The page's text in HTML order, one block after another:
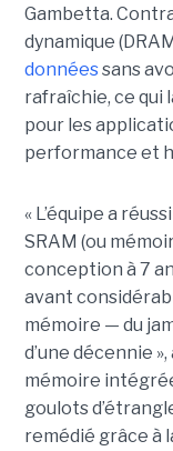
Gambetta.
dynamique
donnéessans
rafraîchie, ce qui
pour les
performance et
« L’équipe a
SRAM (ou
conception à 7
avant
mémoire — du
d’une décennie
mémoire
goulots
remédié grâce à